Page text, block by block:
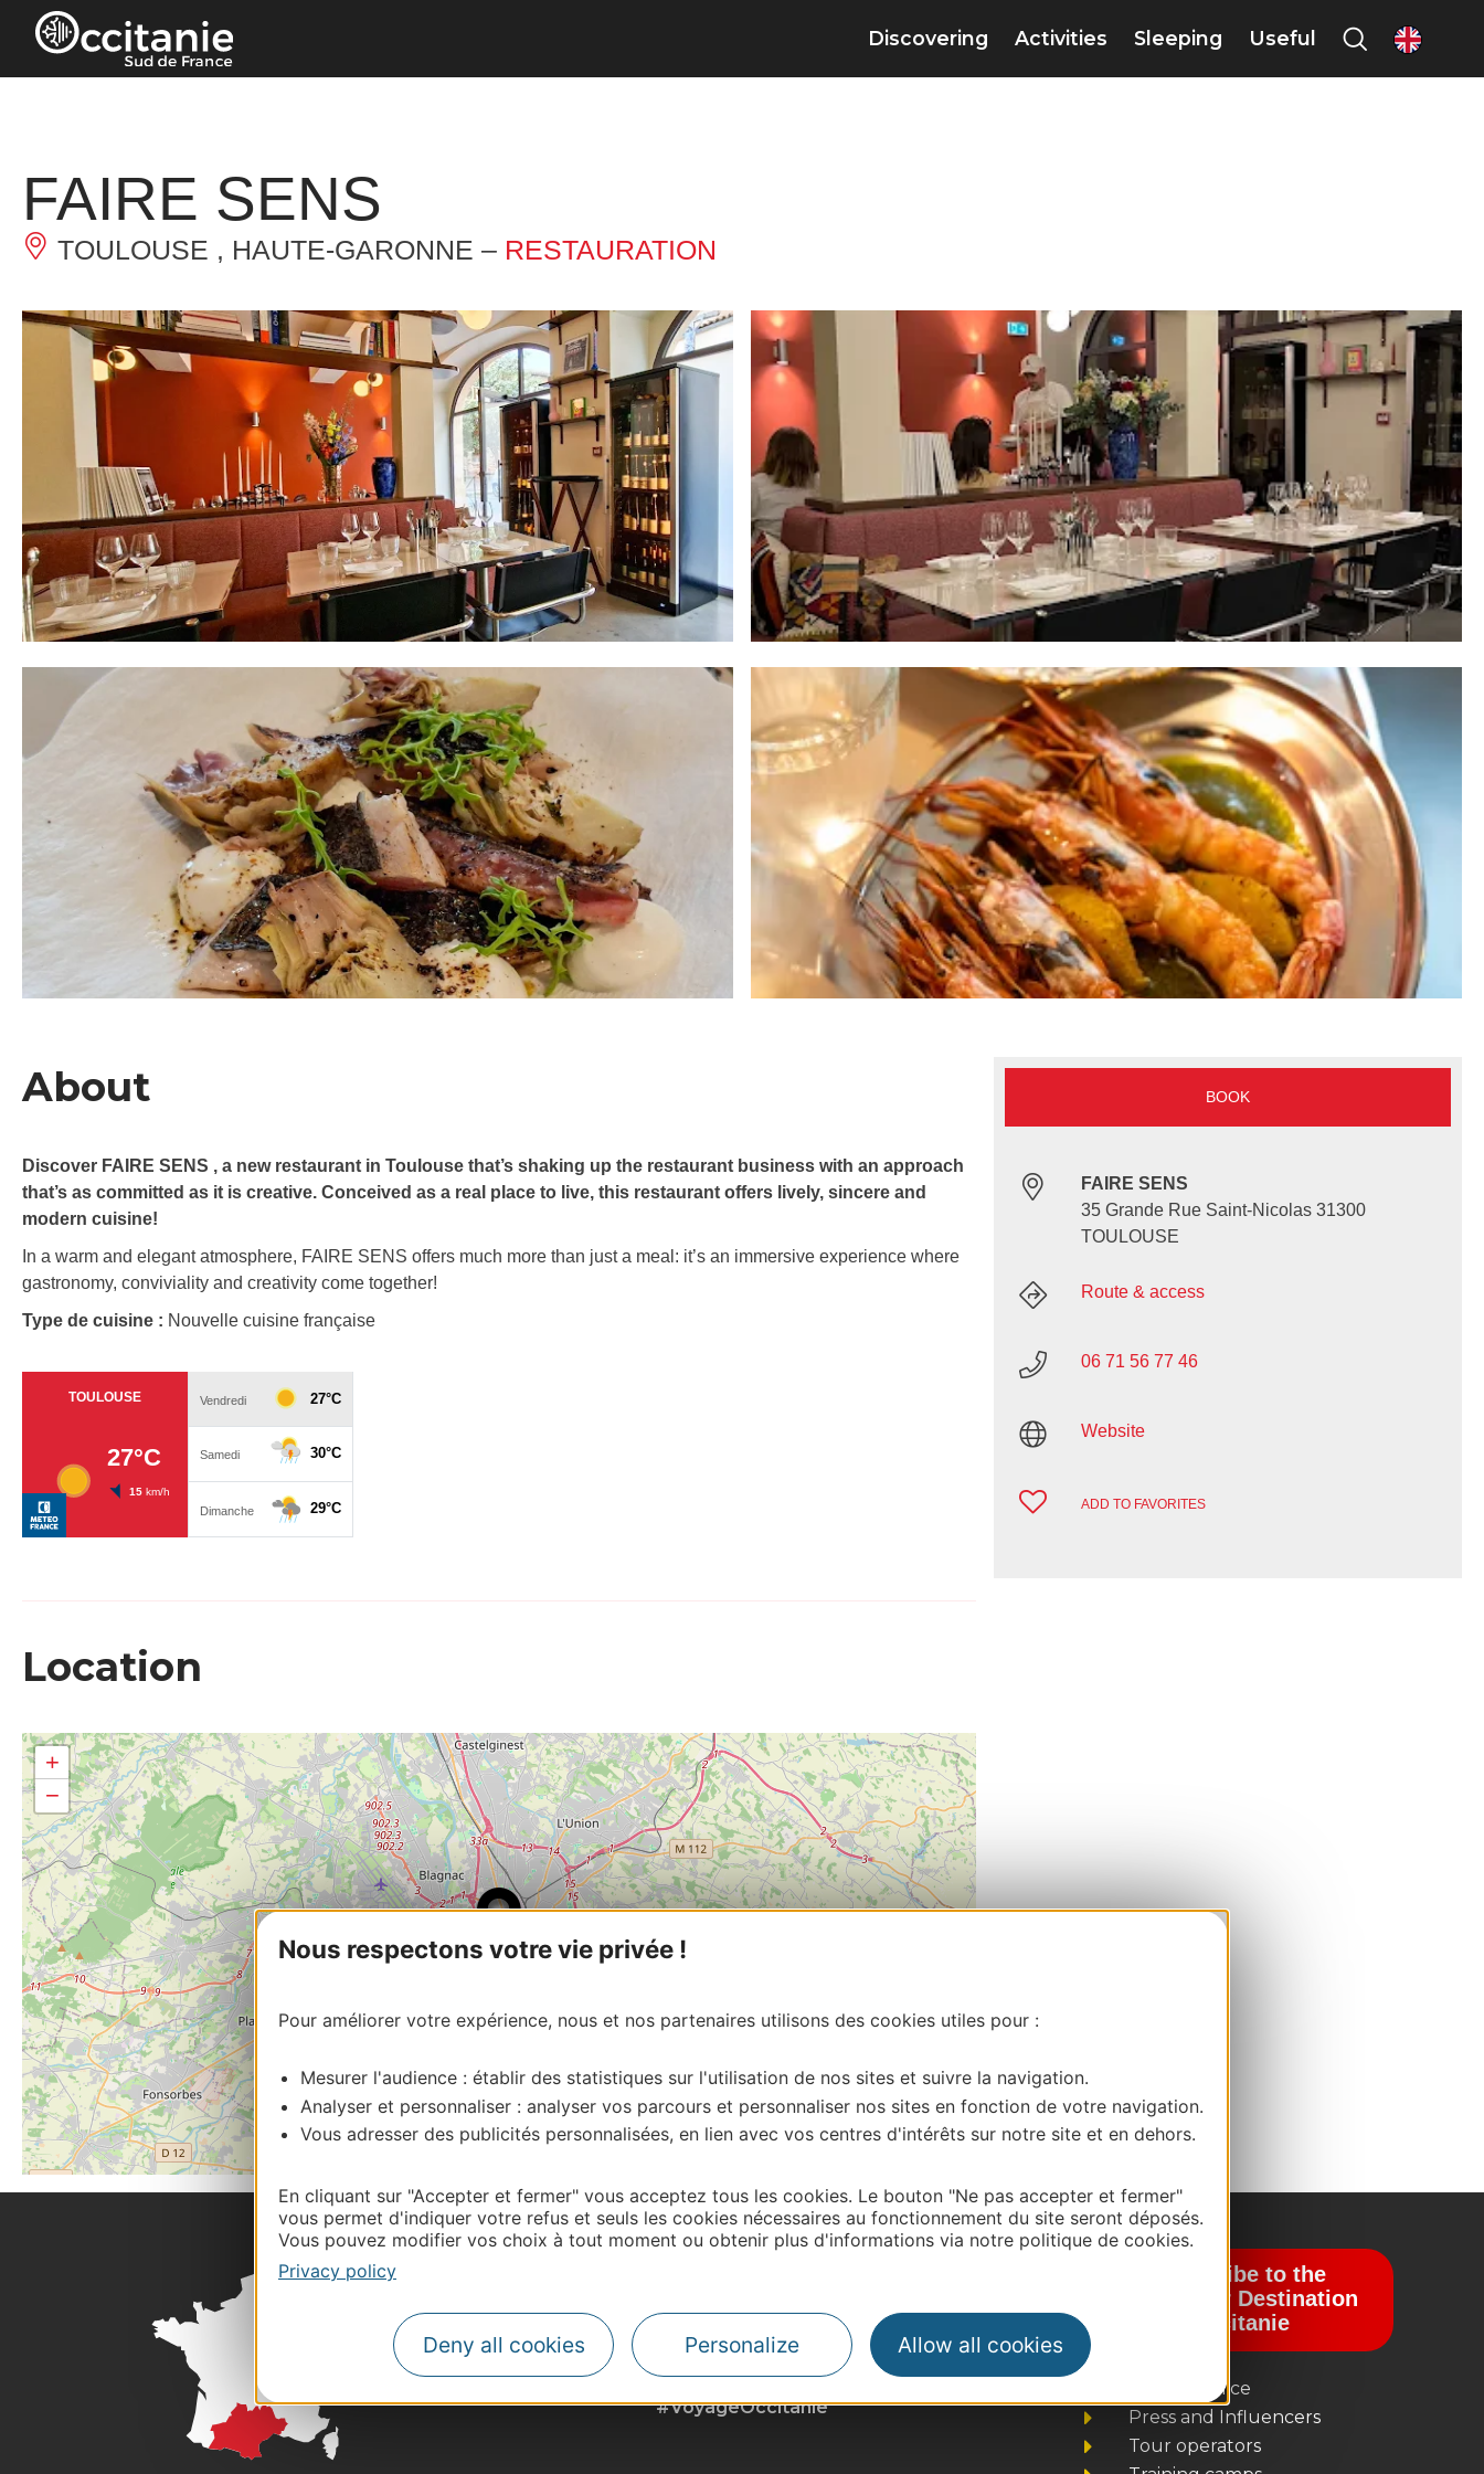
Cookies management panel
Nous respectons votre vie privée !
Pour améliorer votre expérience, nous et nos partenaires utilisons des cookies utiles pour :
Mesurer l'audience : établir des statistiques sur l'utilisation de nos sites et suivre la navigation.
Analyser et personnaliser : analyser vos parcours et personnaliser nos sites en fonction de votre navigation.
Vous adresser des publicités personnalisées, en lien avec vos centres d'intérêts sur notre site et en dehors.
En cliquant sur "Accepter et fermer" vous acceptez tous les cookies. Le bouton "Ne pas accepter et fermer"
vous permet d'indiquer votre refus et seuls les cookies nécessaires au fonctionnement du site seront déposés.
Vous pouvez modifier vos choix à tout moment ou obtenir plus d'informations via notre politique de cookies.
Privacy policy
Deny all cookies Personalize Allow all cookies
Discovering Activities Sleeping Useful en
FAIRE SENS
TOULOUSE , HAUTE-GARONNE – RESTAURATION
About
Discover FAIRE SENS , a new restaurant in Toulouse that’s shaking up the restaurant business with an approach
that’s as committed as it is creative. Conceived as a real place to live, this restaurant offers lively, sincere and
modern cuisine!
In a warm and elegant atmosphere, FAIRE SENS offers much more than just a meal: it’s an immersive experience where
gastronomy, conviviality and creativity come together!
Type de cuisine : Nouvelle cuisine française
Location
+
−
BOOK
FAIRE SENS
35 Grande Rue Saint-Nicolas 31300
TOULOUSE
Route & access
06 71 56 77 46
Website
ADD TO FAVORITES
#VoyageOccitanie
Subscribe to the
newsletter Destination
Occitanie
Business/Mice
Press and Influencers
Tour operators